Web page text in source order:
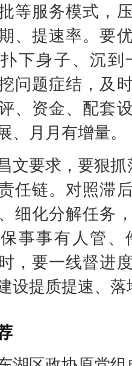
等服务模式，
、提速率。要
下身子、沉
问题症结，及
、资金、配套
、月月有增量。
要求，要狠抓
任链。对照滞
细化分解任务
事事有人管
，要一线督进
设提质提速、落